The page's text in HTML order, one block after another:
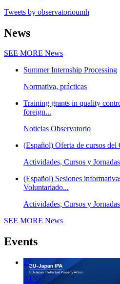
Tweets by observatorioumh
News
SEE MORE News
Summer Internship Processing
Normativa, prácticas
Training grants in quality
foreign...
Noticias Observatorio
(Español) Oferta de cursos
Actividades, Cursos y Jornadas
(Español) Sesiones
Voluntariado...
Actividades, Cursos y Jornadas
SEE MORE News
Events
27
AUG